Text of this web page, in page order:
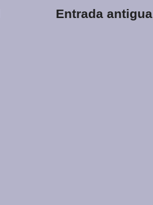
Entrada antigua